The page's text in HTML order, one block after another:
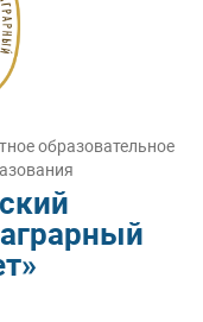
образовательное